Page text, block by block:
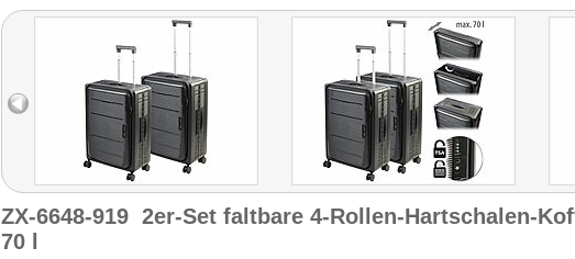
Verstau-Logik, die man
nach der Reise wirklich zu
Getestet wurde ZX-6644.
ZX-6648-919 2er-Set faltbare 4-Rollen-Hartschalen-
70 l